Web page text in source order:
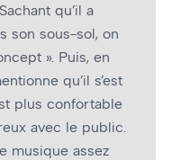
qu’il a
son sous-sol, on
». Puis, en
qu’il s’est
plus confortable
avec le public.
musique assez